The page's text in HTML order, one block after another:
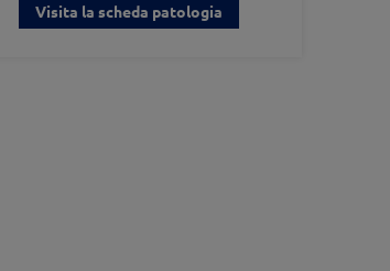
Visita la scheda patologia